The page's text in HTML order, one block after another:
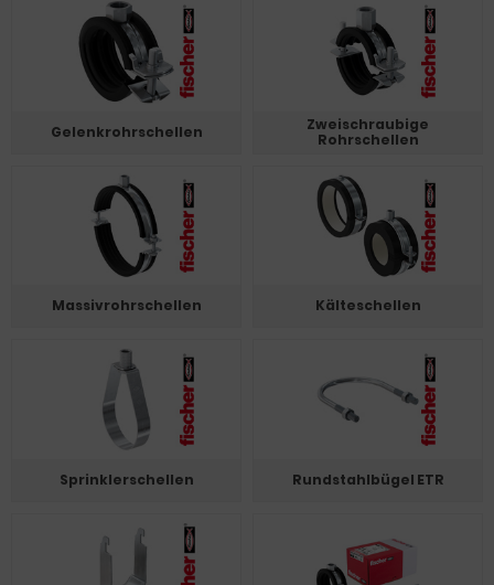
Gelenkrohrschellen
Zweischraubige
Rohrschellen
Massivrohrschellen Kälteschellen
Sprinklerschellen Rundstahlbügel ETR